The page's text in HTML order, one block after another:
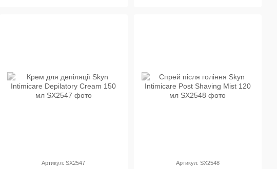
Артикул: SX2547 Артикул: SX2548